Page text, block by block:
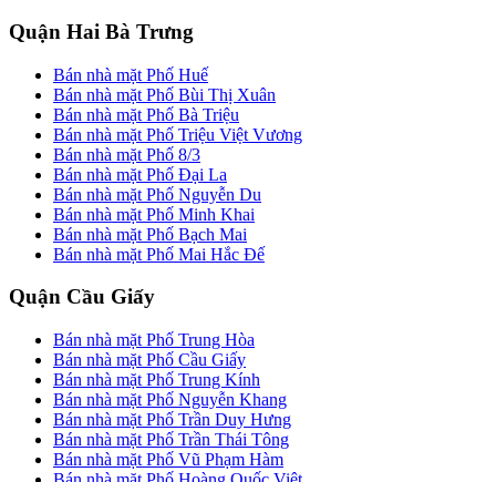
Quận Hai Bà Trưng
Bán nhà mặt Phố Huế
Bán nhà mặt Phố Bùi Thị Xuân
Bán nhà mặt Phố Bà Triệu
Bán nhà mặt Phố Triệu Việt Vương
Bán nhà mặt Phố 8/3
Bán nhà mặt Phố Đại La
Bán nhà mặt Phố Nguyễn Du
Bán nhà mặt Phố Minh Khai
Bán nhà mặt Phố Bạch Mai
Bán nhà mặt Phố Mai Hắc Đế
Quận Cầu Giấy
Bán nhà mặt Phố Trung Hòa
Bán nhà mặt Phố Cầu Giấy
Bán nhà mặt Phố Trung Kính
Bán nhà mặt Phố Nguyễn Khang
Bán nhà mặt Phố Trần Duy Hưng
Bán nhà mặt Phố Trần Thái Tông
Bán nhà mặt Phố Vũ Phạm Hàm